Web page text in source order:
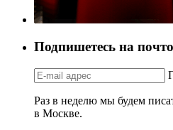
Подпишетесь на
Раз в неделю мы будем
в Москве.